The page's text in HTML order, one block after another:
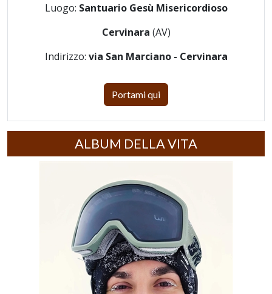
Luogo: Santuario Gesù Misericordioso
Cervinara (AV)
Indirizzo: via San Marciano - Cervinara
Portami qui
ALBUM DELLA VITA